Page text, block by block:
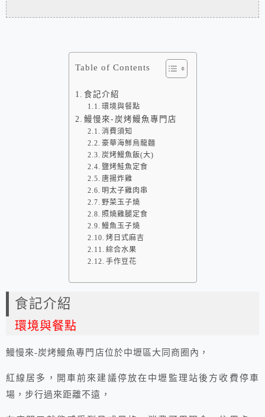
Table of Contents
食記介紹
環境與餐點
鰻慢來-炭烤鰻魚專門店
消費須知
豪華海鮮烏龍麵
炭烤鰻魚飯(大)
鹽烤鮭魚定食
唐揚炸雞
明太子雞肉串
野菜玉子燒
照燒雞腿定食
鰻魚玉子燒
烤日式麻吉
綜合水果
手作豆花
食記介紹
環境與餐點
鰻慢來-炭烤鰻魚專門店位於中壢區大同商圈內，
紅線居多，開車前來建議停放在中壢監理站後方收費停車
場，步行過來距離不遠，